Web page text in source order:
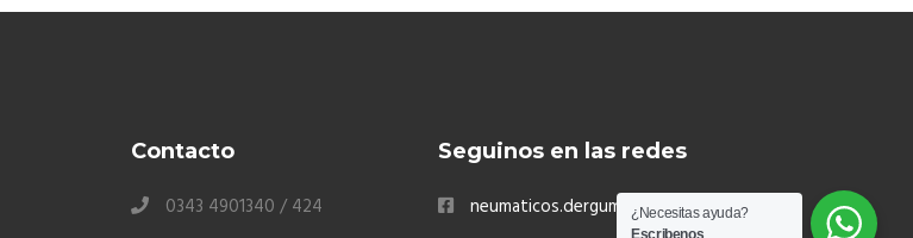
Contacto
0343 4901340 / 424
Seguinos en las redes
neumaticos.dergummi¿Necesitas ayuda?
Escribenos